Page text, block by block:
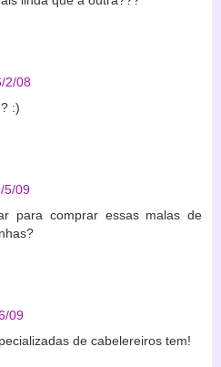
2/08
:)
5/09
para comprar essas malas de
09
de cabelereiros tem!